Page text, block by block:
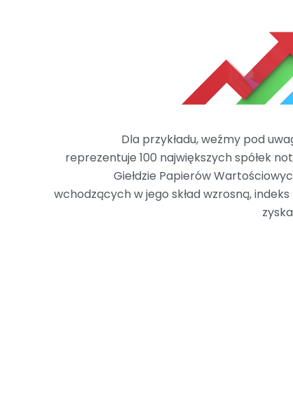
Dla przykładu, weźmy pod
reprezentuje 100 największych spółek
Giełdzie Papierów
wchodzących w jego skład wzrosną, indeks